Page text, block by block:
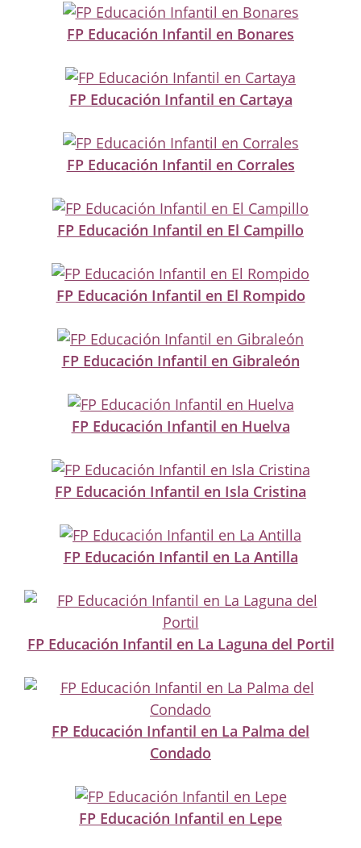
FP Educación Infantil en Bonares
FP Educación Infantil en Cartaya
FP Educación Infantil en Corrales
FP Educación Infantil en El Campillo
FP Educación Infantil en El Rompido
FP Educación Infantil en Gibraleón
FP Educación Infantil en Huelva
FP Educación Infantil en Isla Cristina
FP Educación Infantil en La Antilla
FP Educación Infantil en La Laguna del Portil
FP Educación Infantil en La Palma del
Condado
FP Educación Infantil en Lepe